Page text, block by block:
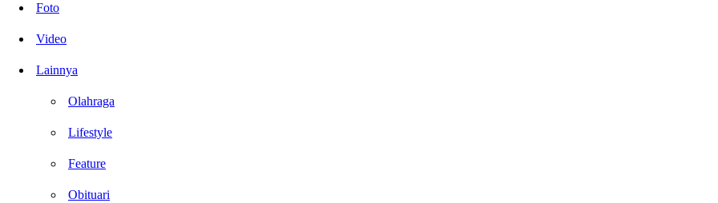
Foto
Video
Lainnya
Olahraga
Lifestyle
Feature
Obituari